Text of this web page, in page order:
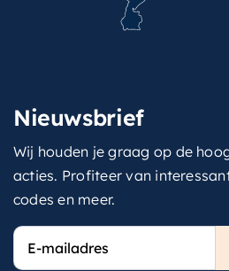
Nieuwsbrief
Wij houden je graag op de
acties. Profiteer van
codes en meer.
E-
mailadres